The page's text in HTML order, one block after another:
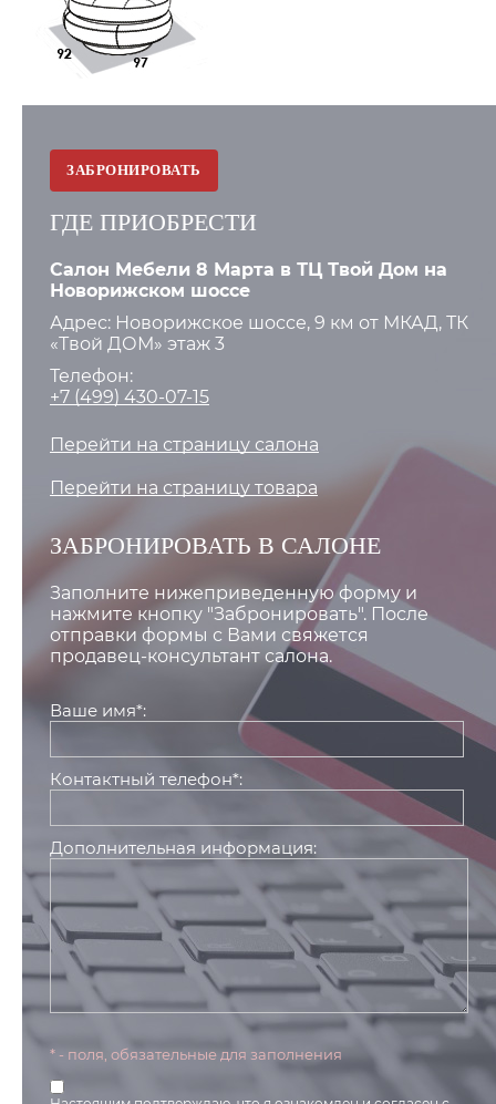
ЗАБРОНИРОВАТЬ
ГДЕ ПРИОБРЕСТИ
Салон Мебели 8 Марта в ТЦ Твой Дом на
Новорижском шоссе
Адрес: Новорижское шоссе, 9 км от МКАД, ТК
«Твой ДОМ» этаж 3
Телефон:
+7 (499) 430-07-15
Перейти на страницу салона
Перейти на страницу товара
ЗАБРОНИРОВАТЬ В САЛОНЕ
Заполните нижеприведенную форму и
нажмите кнопку "Забронировать". После
отправки формы с Вами свяжется
продавец-консультант салона.
Ваше имя*:
Контактный телефон*:
Дополнительная информация:
* - поля, обязательные для заполнения